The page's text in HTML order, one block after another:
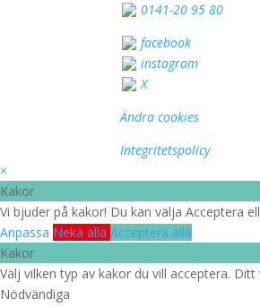
0141-20 95 80
facebook
instagram
X
Ändra cookies
Integritetspolicy
×
Kakor
Vi bjuder på kakor! Du kan välja Acceptera
Anpassa Neka alla Acceptera alla
Kakor
Välj vilken typ av kakor du vill acceptera.
Nödvändiga